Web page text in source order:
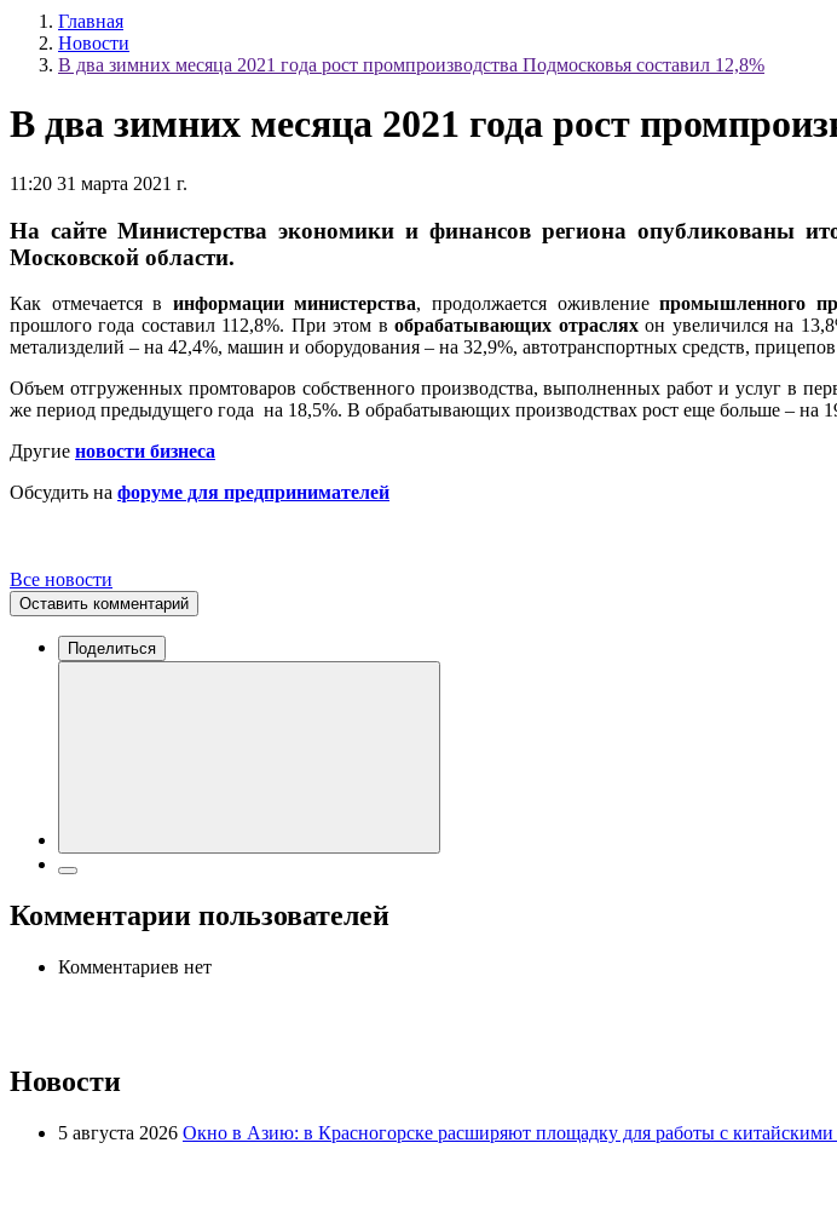
Главная
Новости
В два зимних месяца 2021 года рост промпроизводства Подмосковья составил 12,8%
В два зимних месяца 2021 года рост
11:20 31 марта 2021 г.
На сайте Министерства экономики и финансов региона опубликованы
Московской области.
Как отмечается в информации министерства, продолжается оживлениепромышленного
прошлого года составил 112,8%. При этом вобрабатывающих отрасляхон увеличился на
метализделий – на 42,4%, машин и оборудования – на 32,9%, автотранспортных средств,
Объем отгруженных промтоваров собственного производства, выполненных работ и услуг в
же период предыдущего года на 18,5%. В обрабатывающих производствах рост еще больше – на
Другие новости бизнеса
Обсудить на форуме для предпринимателей
Все новости
Оставить комментарий
Поделиться
Комментарии пользователей
Комментариев нет
Новости
5 августа 2026 Окно в Азию: в Красногорске расширяют площадку для работы с